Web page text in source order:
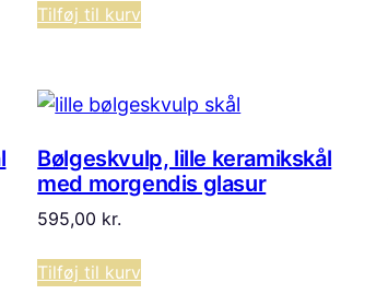
Tilføj til kurv
Bølgeskvulp, lille keramikskål
med morgendis glasur
595,00 kr.
Tilføj til kurv